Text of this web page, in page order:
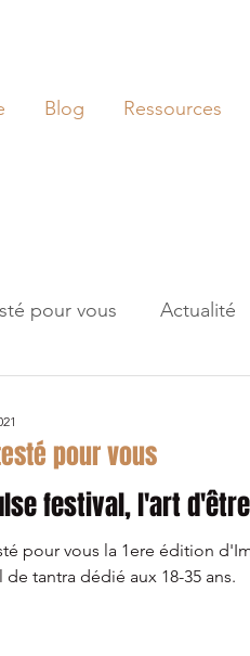
Blog Ressources
pour vous Actualité
festival, l'art
pour vous la 1ere édition
de tantra dédié aux 18-35 ans.
pour vous